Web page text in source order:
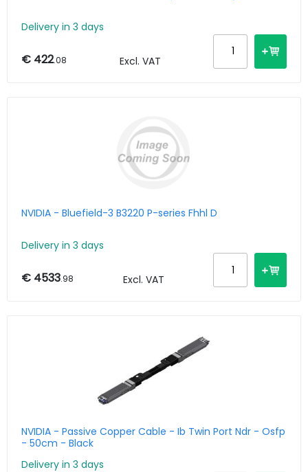
Delivery in 3 days
€ 422.08 Excl. VAT
NVIDIA - Bluefield-3 B3220 P-series Fhhl D
Delivery in 3 days
€ 4533.98 Excl. VAT
NVIDIA - Passive Copper Cable - Ib Twin Port Ndr - Osfp
- 50cm - Black
Delivery in 3 days